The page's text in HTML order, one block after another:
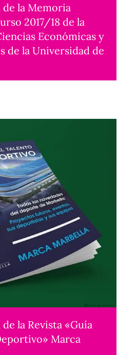
la Memoria
2017/18 de la
Económicas y
de la Universidad de
la Revista «Guía
Marca